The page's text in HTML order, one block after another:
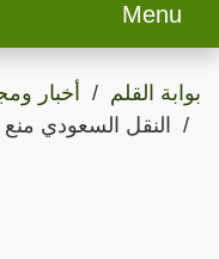
Menu
بوابة القلم
أخبار
النقل السعودي